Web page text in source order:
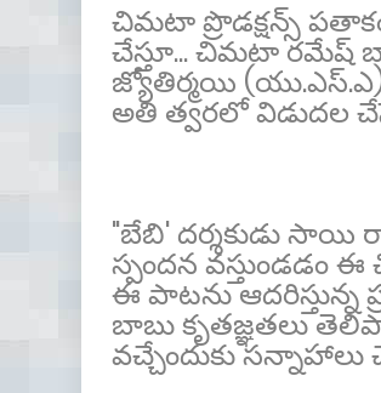
చిమటా ప్రొడక్షన్స్
చేస్తూ... చిమటా
జ్యోతిర్మయి (యు.ఎస్.ఎ)
అతి త్వరలో విడుదల
"బేబి' దర్శకుడు
స్పందన వస్తుండడం
ఈ పాటను ఆదరిస్తున్న
బాబు కృతజ్ఞతలు
వచ్చేందుకు